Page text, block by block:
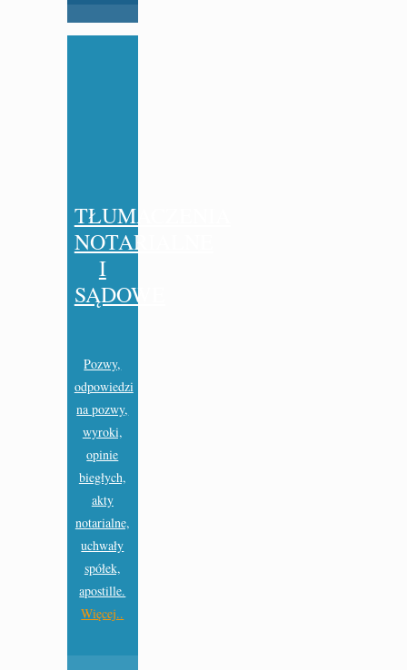
TŁUMACZENIA
NOTARIALNE
I
SĄDOWE
Pozwy,
odpowiedzi
na pozwy,
wyroki,
opinie
biegłych,
akty
notarialne,
uchwały
spółek,
apostille.
Więcej..